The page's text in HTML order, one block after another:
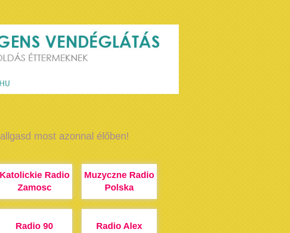
most azonnal élőben!
Katolickie Radio
Zamosc
Muzyczne Radio
Polska
Radio 90 Radio Alex